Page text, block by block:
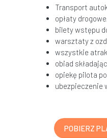
Transport
opłaty
bilety wstępu
warsztaty z
wszystkie
obiad
opiekę pilota
ubezpieczenie
POBIERZ